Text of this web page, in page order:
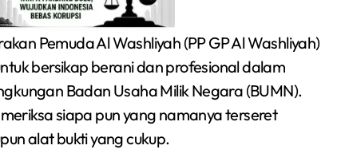
Pemuda Al Washliyah (PP GP Al Washliyah)
bersikap berani dan profesional dalam
Badan Usaha Milik Negara (BUMN).
siapa pun yang namanya terseret
alat bukti yang cukup.
Siswa SMPN 1
Cikarang Selatan Raih